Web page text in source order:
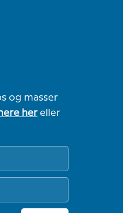
og masser
hereller